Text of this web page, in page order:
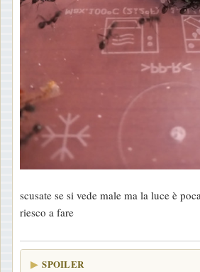
scusate se si vede male ma la luce è
riesco a fare
SPOILER